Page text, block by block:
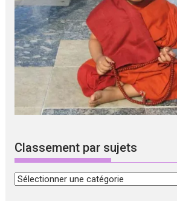
Classement par sujets
Classement